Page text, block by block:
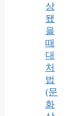
상
됐
을
때
대
처
법
(문
화